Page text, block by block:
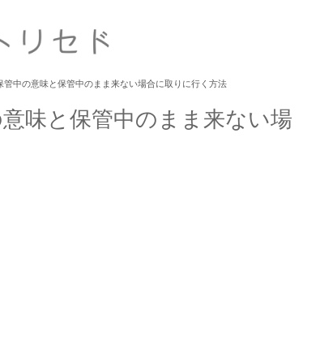
管中の意味と保管中のまま来ない場合に取りに行く方法
味と保管中のまま来ない場